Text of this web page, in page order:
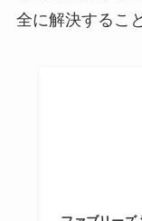
全に解決するこ